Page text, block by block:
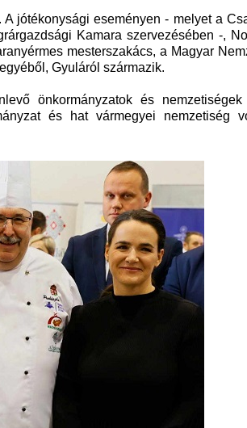
jótékonysági eseményen - melyet a
Kamara szervezésében -,
mesterszakács, a Magyar
Gyuláról származik.
önkormányzatok és nemzetiségek
és hat vármegyei nemzetiség